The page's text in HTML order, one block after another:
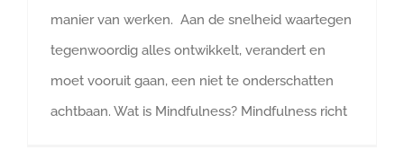
manier van werken. Aan de snelheid waartegen
tegenwoordig alles ontwikkelt, verandert en
moet vooruit gaan, een niet te onderschatten
achtbaan. Wat is Mindfulness? Mindfulness richt